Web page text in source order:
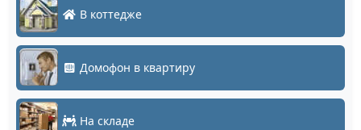
В коттедже
Домофон в квартиру
На складе